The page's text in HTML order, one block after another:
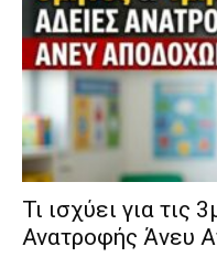
​Τι ισχύει για τις
Ανατροφής Άνευ